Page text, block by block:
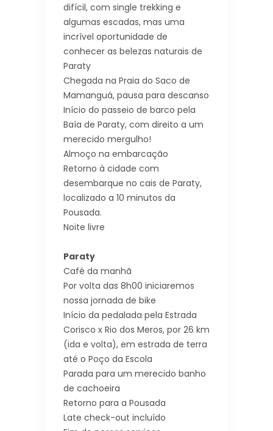
difícil, com single trekking e
algumas escadas, mas uma
incrível oportunidade de
conhecer as belezas naturais de
Paraty
Chegada na Praia do Saco de
Mamanguá, pausa para descanso
Início do passeio de barco pela
Baía de Paraty, com direito a um
merecido mergulho!
Almoço na embarcação
Retorno à cidade com
desembarque no cais de Paraty,
localizado a 10 minutos da
Pousada.
Noite livre
Paraty
Café da manhã
Por volta das 8h00 iniciaremos
nossa jornada de bike
Início da pedalada pela Estrada
Corisco x Rio dos Meros, por 26 km
(ida e volta), em estrada de terra
até o Poço da Escola
Parada para um merecido banho
de cachoeira
Retorno para a Pousada
Late check-out incluído